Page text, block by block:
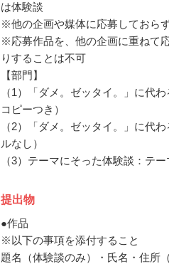
は体験談
※他の企画や媒体に応募しておら
※応募作品を、他の企画に重ねて
りすることは不可
【部門】
（1）「ダメ。ゼッタイ。」に代
コピーつき）
（2）「ダメ。ゼッタイ。」に代
ルなし）
（3）テーマにそった体験談：テ
提出物
●作品
※以下の事項を添付すること
題名（体験談のみ）・氏名・住所